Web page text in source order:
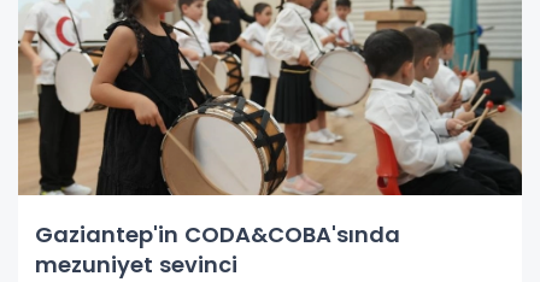
Gaziantep'in CODA&COBA'sında
mezuniyet sevinci